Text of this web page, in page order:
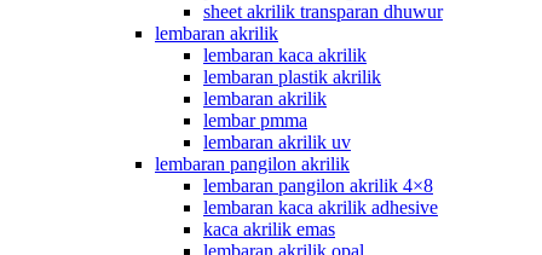
sheet akrilik transparan dhuwur
lembaran akrilik
lembaran kaca akrilik
lembaran plastik akrilik
lembaran akrilik
lembar pmma
lembaran akrilik uv
lembaran pangilon akrilik
lembaran pangilon akrilik 4×8
lembaran kaca akrilik adhesive
kaca akrilik emas
lembaran akrilik opal